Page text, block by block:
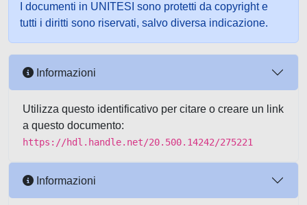
I documenti in UNITESI sono protetti da copyright e
tutti i diritti sono riservati, salvo diversa indicazione.
Informazioni
Utilizza questo identificativo per citare o creare un link
a questo documento:
https://hdl.handle.net/20.500.14242/275221
Informazioni